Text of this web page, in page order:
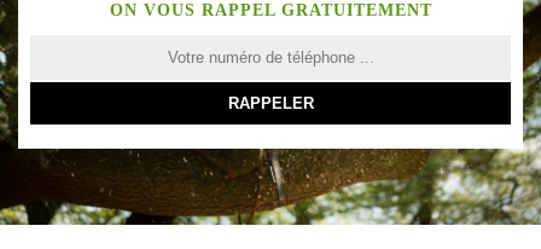
ON VOUS RAPPEL GRATUITEMENT